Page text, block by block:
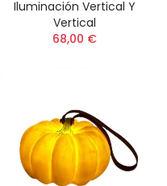
Iluminación Vertical Y
Vertical
68,00 €